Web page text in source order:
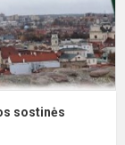
sostinės